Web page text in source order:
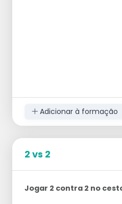
Adicionar à formação
2 vs 2
Jogar 2 contra 2 no